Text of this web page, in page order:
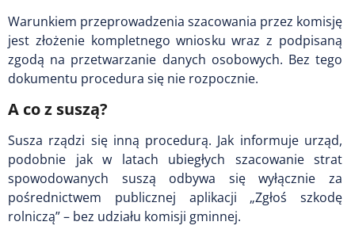
Warunkiem przeprowadzenia szacowania przez komisję
jest złożenie kompletnego wniosku wraz z podpisaną
zgodą na przetwarzanie danych osobowych. Bez tego
dokumentu procedura się nie rozpocznie.
A co z suszą?
Susza rządzi się inną procedurą. Jak informuje urząd,
podobnie jak w latach ubiegłych szacowanie strat
spowodowanych suszą odbywa się wyłącznie za
pośrednictwem publicznej aplikacji „Zgłoś szkodę
rolniczą” – bez udziału komisji gminnej.